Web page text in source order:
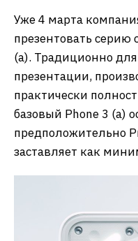
Уже 4 марта
презентовать серию
(a). Традиционно
презентации,
практически
базовый Phone 3 (a)
предположительно
заставляет как